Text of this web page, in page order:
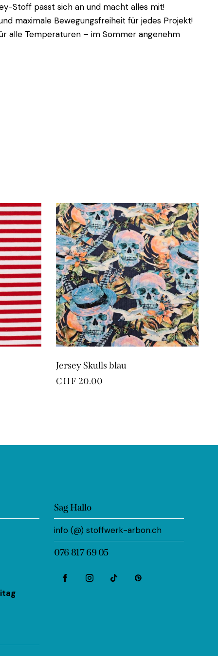
Stoff passt sich an und macht alles mit!
maximale Bewegungsfreiheit für jedes Projekt!
alle Temperaturen – im Sommer angenehm
Jersey Skulls blau
CHF 20.00
Sag Hallo
info (@) stoffwerk-arbon.ch
076 817 69 05